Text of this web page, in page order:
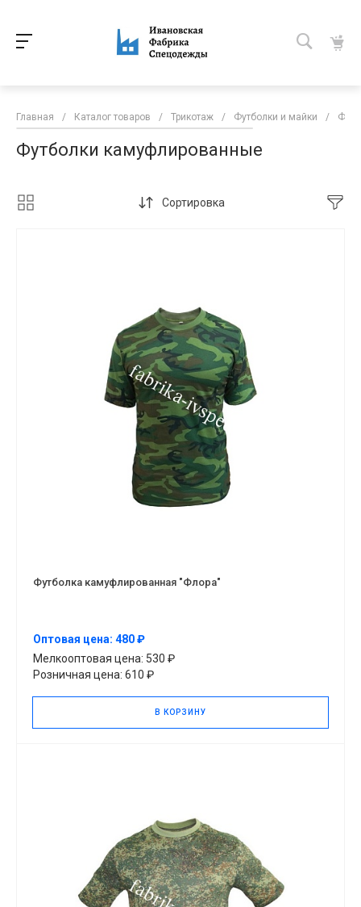
Главная / Каталог товаров / Трикотаж / Футболки и майки /
Футболки камуфлированные
Сортировка
Футболка камуфлированная "Флора"
Оптовая цена: 480 ₽
Мелкооптовая цена: 530 ₽
Розничная цена: 610 ₽
В КОРЗИНУ